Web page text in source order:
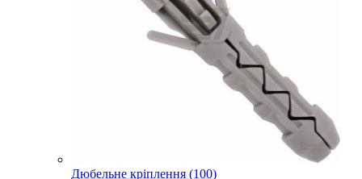
Дюбельне кріплення (100)